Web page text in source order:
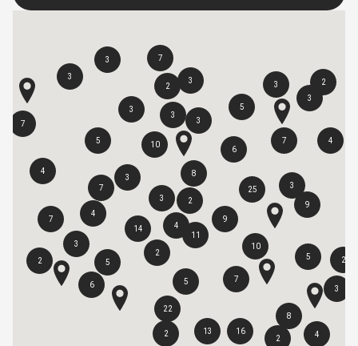
PL EN SK DE
6
3
14
9
3
10
5
7
4
3
13
7
9
5
22
25
8
3
7
4
5
11
16
10
2
3
6
2
3
3
3
3
7
3
2
5
2 2
3
3
8
4
7
7
5
2
4
3
4
2
2